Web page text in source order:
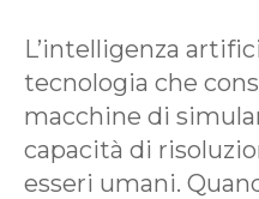
L’intelligenza
tecnologia che
macchine di
capacità di
esseri umani.